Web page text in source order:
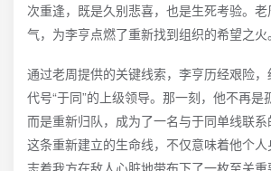
次重逢，既是久别悲喜，也是生死考验。
气，为李亨点燃了重新找到组织的希望之火。
通过老周提供的关键线索，李亨历经艰险
代号“于同”的上级领导。那一刻，他不再是
而是重新归队，成为了一名与于同单线联系
这条重新建立的生命线，不仅意味着他个
志着我方在敌人心脏地带布下了一枚至关重